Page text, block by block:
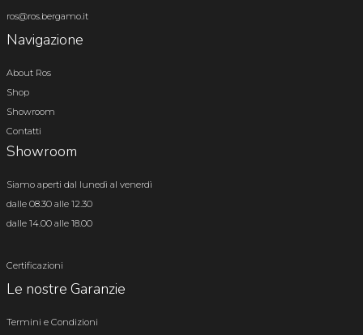
ros@ros.bergamo.it
Navigazione
About Ros
Shop
Showroom
Contatti
Showroom
Siamo aperti dal lunedì al venerdì
dalle 08.30 alle 12.30
dalle 14.00 alle 18.00
Certificazioni
Le nostre Garanzie
Termini e Condizioni